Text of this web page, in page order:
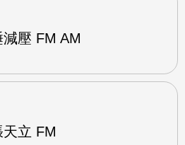
壓 FM AM
立 FM